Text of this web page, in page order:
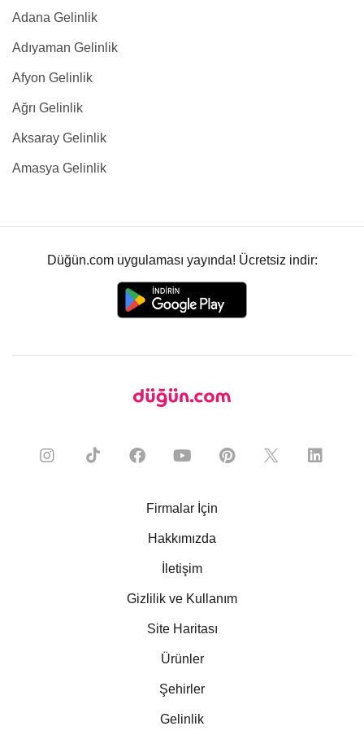
Adana Gelinlik
Adıyaman Gelinlik
Afyon Gelinlik
Ağrı Gelinlik
Aksaray Gelinlik
Amasya Gelinlik
Düğün.com uygulaması yayında! Ücretsiz indir:
Firmalar İçin
Hakkımızda
İletişim
Gizlilik ve Kullanım
Site Haritası
Ürünler
Şehirler
Gelinlik